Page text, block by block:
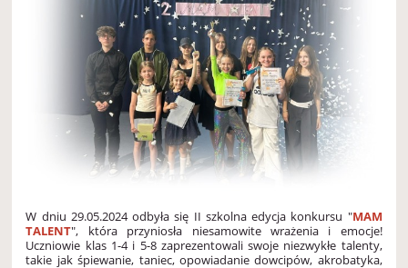
W dniu 29.05.2024 odbyła się II szkolna edycja konkursu "MAM
TALENT", która przyniosła niesamowite wrażenia i emocje!
Uczniowie klas 1-4 i 5-8 zaprezentowali swoje niezwykłe talenty,
takie jak śpiewanie, taniec, opowiadanie dowcipów, akrobatyka,